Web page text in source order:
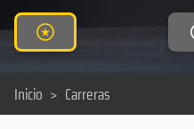
Inicio > Carreras